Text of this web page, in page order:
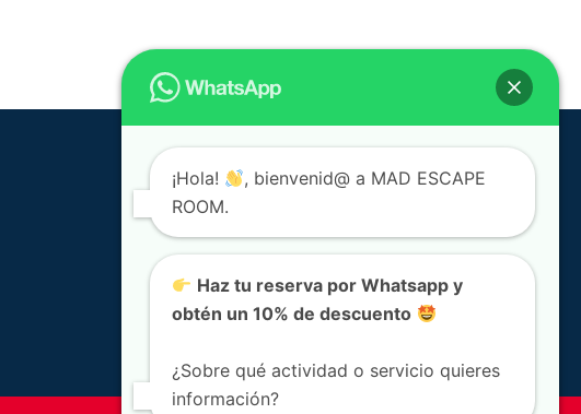
¡Hola!
, bienvenid@ a MAD ESCAPE
ROOM.
Haz tu reserva por Whatsapp y
obtén un 10% de descuento
¿Sobre qué actividad o servicio quieres
información?